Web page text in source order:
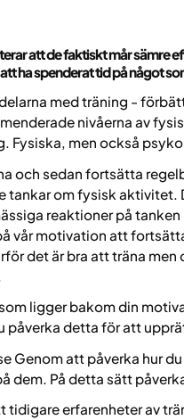
att de faktiskt mår sämre
ha spenderat tid på något
med träning -
nivåerna av
Fysiska, men också
och sedan fortsätta
tankar om fysisk aktivitet.
reaktioner på
vår motivation att
det är bra att träna
ligger bakom din
påverka detta för att
Genom att påverka hur
dem. På detta sätt
tidigare erfarenheter av